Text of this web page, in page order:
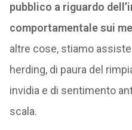
pubblico a riguardo
comportamentale sui
altre cose, stiamo
herding, di paura del
invidia e di sentimento
scala.